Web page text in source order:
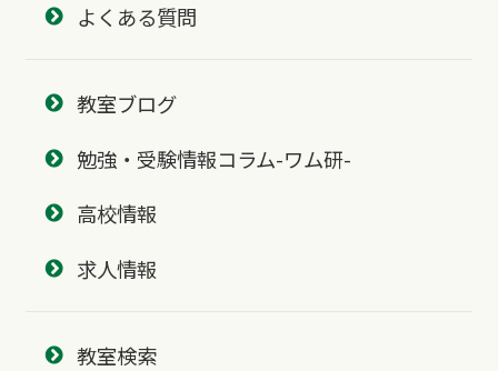
よくある質問
教室ブログ
勉強・受験情報コラム-ワム研-
高校情報
求人情報
教室検索